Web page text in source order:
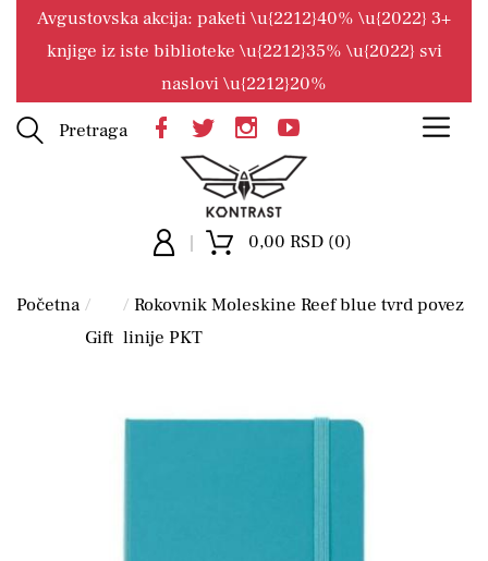
Avgustovska akcija: paketi \u{2212}40% \u{2022} 3+
knjige iz iste biblioteke \u{2212}35% \u{2022} svi
naslovi \u{2212}20%
Pretraga
0,00 RSD (0)
Početna
Gift
Rokovnik Moleskine Reef blue tvrd povez
linije PKT